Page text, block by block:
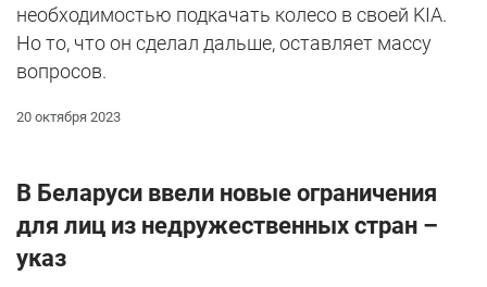
необходимостью подкачать колесо в своей KIA.
Но то, что он сделал дальше, оставляет массу
вопросов.
20 октября 2023
В Беларуси ввели новые ограничения
для лиц из недружественных стран –
указ